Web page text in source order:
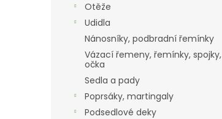
Otěže
Udidla
Nánosníky, podbradní řemínky
Vázací řemeny, řemínky, spojky,
očka
Sedla a pady
Poprsáky, martingaly
Podsedlové deky